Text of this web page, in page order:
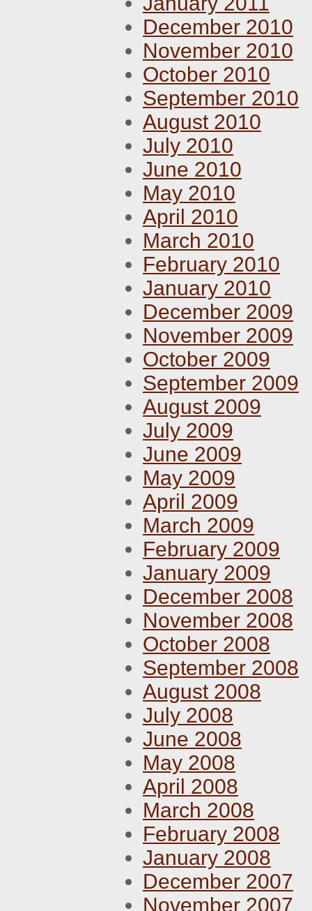
December 2010
November 2010
October 2010
September 2010
August 2010
July 2010
June 2010
May 2010
April 2010
March 2010
February 2010
January 2010
December 2009
November 2009
October 2009
September 2009
August 2009
July 2009
June 2009
May 2009
April 2009
March 2009
February 2009
January 2009
December 2008
November 2008
October 2008
September 2008
August 2008
July 2008
June 2008
May 2008
April 2008
March 2008
February 2008
January 2008
December 2007
November 2007